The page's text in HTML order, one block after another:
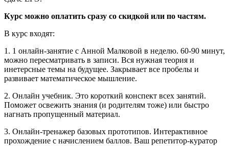
Курс можно оплатить сразу со скидкой или по частям.
В курс входят:
1. 1 онлайн-занятие с Анной Малковой в неделю. 60-90 минут,
можно пересматривать в записи. Вся нужная теория и
инетерсные темы на будущее. Закрывает все пробелы и
развивает математическое мышление.
2. Онлайн учебник. Это короткий конспект всех занятий.
Поможет освежить знания (и родителям тоже) или быстро
нагнать пропущенный материал.
3. Онлайн-тренажер базовых прототипов. Интерактивное
прохождение с начислением баллов. Ваш репетитор-куратор